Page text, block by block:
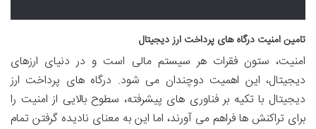
تامین امنیت درگاه های پرداخت ارز دیجیتال
امنیت، ستون فقرات هر سیستم مالی است و در دنیای ارزهای
دیجیتال، این اهمیت دوچندان می شود. درگاه های پرداخت ارز
دیجیتال با تکیه بر فناوری های پیشرفته، سطوح بالایی از امنیت را
برای تراکنش ها فراهم می آورند، اما این به معنای نادیده گرفتن تمام